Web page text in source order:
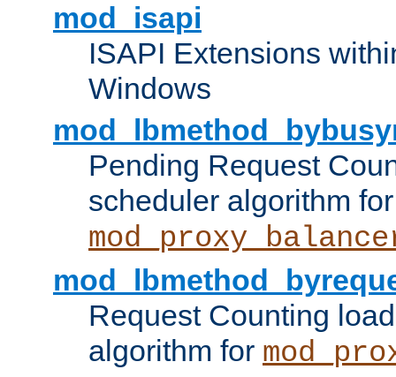
mod_isapi
ISAPI Extensions
Windows
Pending Request
scheduler algorithm for
Request Counting
algorithm for